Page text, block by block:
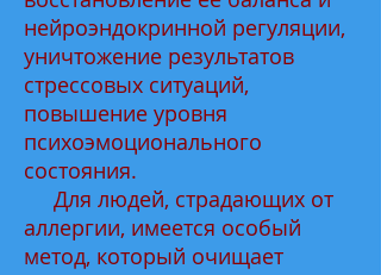
нейроэндокринной регуляции,
уничтожение результатов
стрессовых ситуаций,
повышение уровня
психоэмоционального
состояния.
Для людей, страдающих от
аллергии, имеется особый
метод, который очищает